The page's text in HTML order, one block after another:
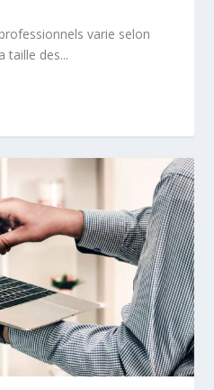
varie selon
taille des...